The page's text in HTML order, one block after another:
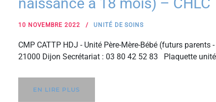
10 NOVEMBRE 2022 UNITÉ DE SOINS
CMP CATTP HDJ - Unité Père-Mère-Bébé (futurs
21000 Dijon Secrétariat : 03 80 42 52 83 Plaquette
EN LIRE PLUS